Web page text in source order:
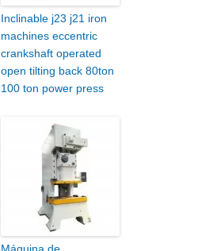
Inclinable j23 j21 iron
machines eccentric
crankshaft operated
open tilting back 80ton
100 ton power press